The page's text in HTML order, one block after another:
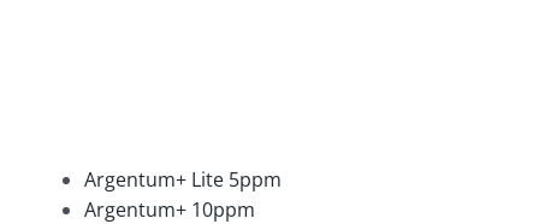
Argentum+ Lite 5ppm
Argentum+ 10ppm